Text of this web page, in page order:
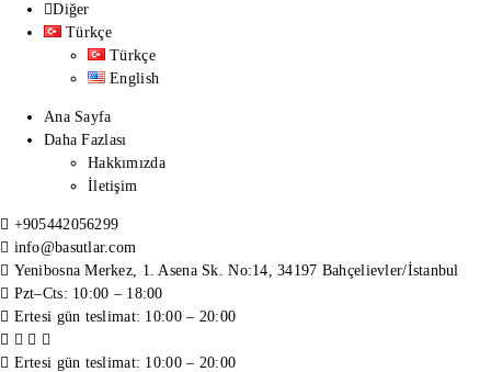
Diğer
Türkçe
Türkçe
English
Ana Sayfa
Daha Fazlası
Hakkımızda
İletişim
+905442056299
info@basutlar.com
Yenibosna Merkez, 1. Asena Sk. No:14, 34197 Bahçelievler/İstanbul
Pzt–Cts: 10:00 – 18:00
Ertesi gün teslimat: 10:00 – 20:00
Ertesi gün teslimat: 10:00 – 20:00